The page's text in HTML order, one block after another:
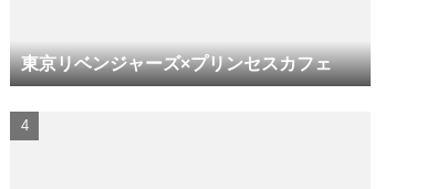
東京リベンジャーズ×プリンセスカフェ